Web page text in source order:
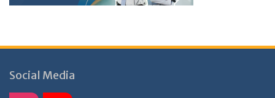
Social Media